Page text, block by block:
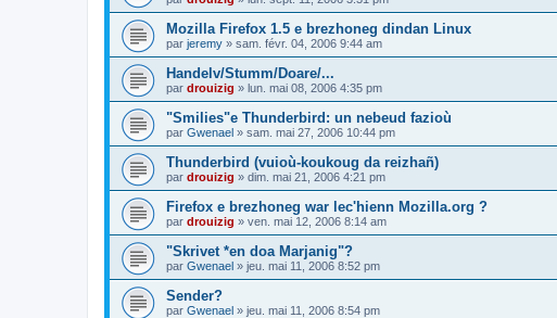
Mozilla Firefox 1.5 e brezhoneg dindan Linux
par jeremy » sam. févr. 04, 2006 9:44 am
Handelv/Stumm/Doare/...
par drouizig » lun. mai 08, 2006 4:35 pm
"Smilies"e Thunderbird: un nebeud fazioù
par Gwenael » sam. mai 27, 2006 10:44 pm
Thunderbird (vuioù-koukoug da reizhañ)
par drouizig » dim. mai 21, 2006 4:21 pm
Firefox e brezhoneg war lec'hienn Mozilla.org ?
par drouizig » ven. mai 12, 2006 8:14 am
"Skrivet *en doa Marjanig"?
par Gwenael » jeu. mai 11, 2006 8:52 pm
Sender?
par Gwenael » jeu. mai 11, 2006 8:54 pm